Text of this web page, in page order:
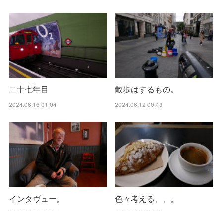
二十七年目
2024.06.16 01:04
散歩はするもの。
2024.06.12 00:48
インタヴュー。 色々考える、、。